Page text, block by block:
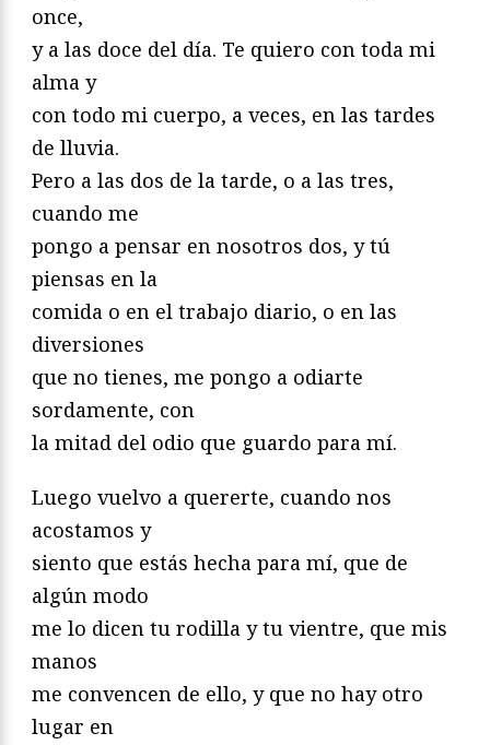
once,
y a las doce del día. Te quiero con toda mi
alma y
con todo mi cuerpo, a veces, en las tardes
de lluvia.
Pero a las dos de la tarde, o a las tres,
cuando me
pongo a pensar en nosotros dos, y tú
piensas en la
comida o en el trabajo diario, o en las
diversiones
que no tienes, me pongo a odiarte
sordamente, con
la mitad del odio que guardo para mí.
Luego vuelvo a quererte, cuando nos
acostamos y
siento que estás hecha para mí, que de
algún modo
me lo dicen tu rodilla y tu vientre, que mis
manos
me convencen de ello, y que no hay otro
lugar en